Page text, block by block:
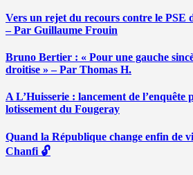
Vers un rejet du recours contre le PSE
– Par Guillaume Frouin
Bruno Bertier : « Pour une gauche
droitise » – Par Thomas H.
A L’Huisserie : lancement de l’enquête
lotissement du Fougeray
Quand la République change enfin de
Chanfi 🔓